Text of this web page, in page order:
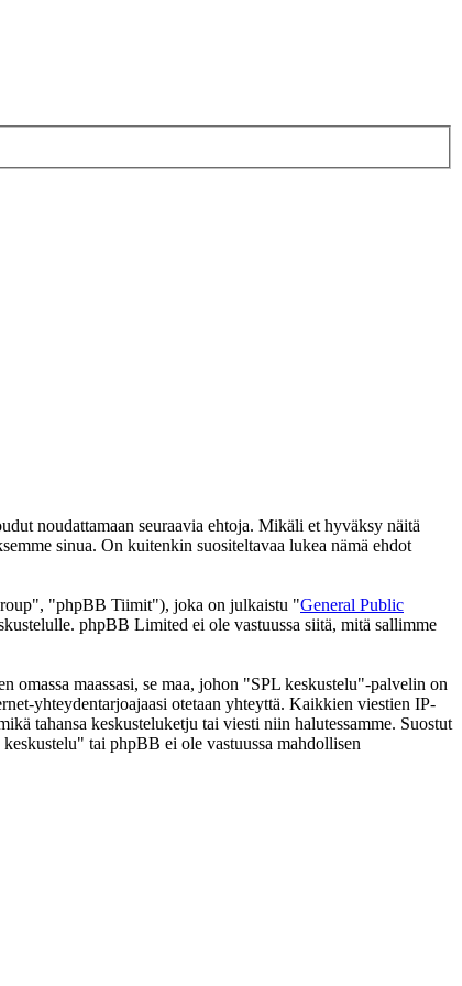
noudattamaan seuraavia ehtoja. Mikäli et hyväksy näitä
sinua. On kuitenkin suositeltavaa lukea nämä ehdot
"phpBB Tiimit"), joka on julkaistu "General Public
phpBB Limited ei ole vastuussa siitä, mitä sallimme
omassa maassasi, se maa, johon "SPL keskustelu"-palvelin on
yhteydentarjoajaasi otetaan yhteyttä. Kaikkien viestien IP-
tahansa keskusteluketju tai viesti niin halutessamme. Suostut
tai phpBB ei ole vastuussa mahdollisen